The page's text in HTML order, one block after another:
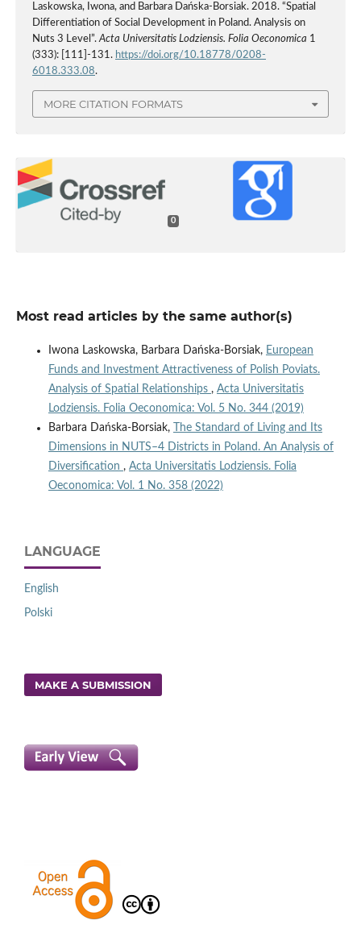
Laskowska, Iwona, and Barbara Dańska-Borsiak. 2018. “Spatial
Differentiation of Social Development in Poland. Analysis on
Nuts 3 Level”.Acta Universitatis Lodziensis. Folia Oeconomica 1
(333): [111]-131. https://doi.org/10.18778/0208-
6018.333.08.
MORE CITATION FORMATS
0
Most read articles by the same author(s)
Iwona Laskowska, Barbara Dańska-Borsiak, European
Funds and Investment Attractiveness of Polish Poviats.
Analysis of Spatial Relationships , Acta Universitatis
Lodziensis. Folia Oeconomica: Vol. 5 No. 344 (2019)
Barbara Dańska-Borsiak,
The Standard of Living and Its
Dimensions in NUTS–4 Districts in Poland. An Analysis of
Diversification , Acta Universitatis Lodziensis. Folia
Oeconomica: Vol. 1 No. 358 (2022)
LANGUAGE
English
Polski
MAKE A SUBMISSION